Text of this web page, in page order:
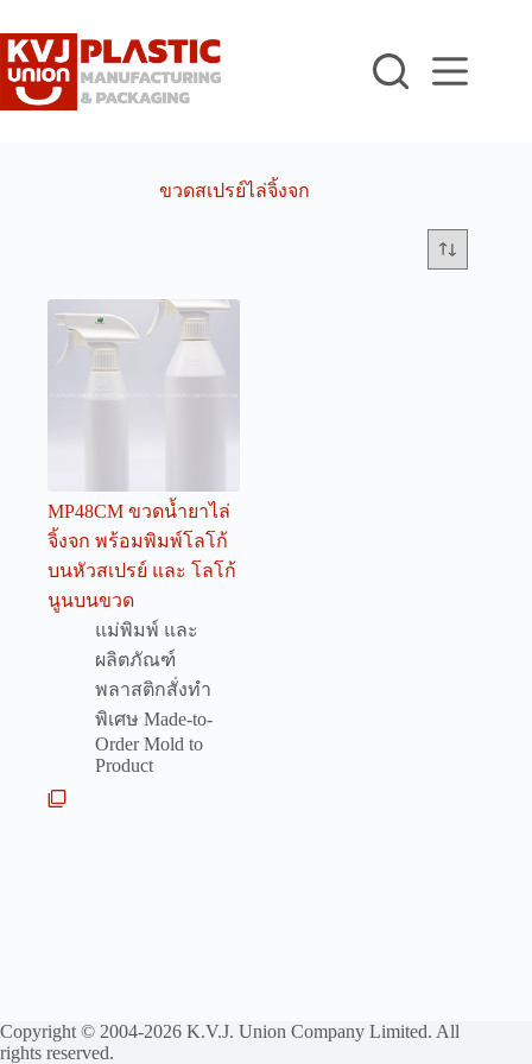
to
content
ขวดสเปรย์ไล่จิ้งจก
MP48CM ขวดน้ำยาไล่
จิ้งจก พร้อมพิมพ์โลโก้
บนหัวสเปรย์ และ โลโก้
นูนบนขวด
แม่พิมพ์ และ
ผลิตภัณฑ์
พลาสติกสั่งทำ
พิเศษ Made-to-
Order Mold to
Product
Copyright © 2004-2026 K.V.J. Union Company Limited. All
rights reserved.